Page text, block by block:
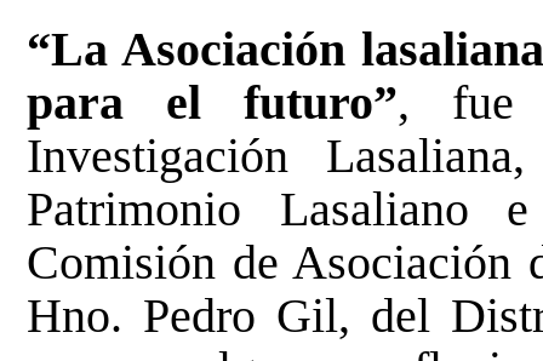
“La Asociación
para el futuro”, fue
Investigación Lasaliana,
Patrimonio Lasaliano
Comisión de Asociación
Hno. Pedro Gil, del